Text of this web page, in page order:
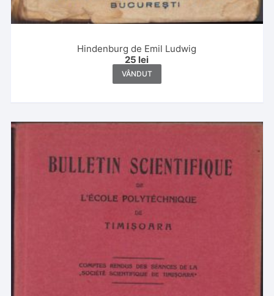
Hindenburg de Emil Ludwig
25 lei
VÂNDUT